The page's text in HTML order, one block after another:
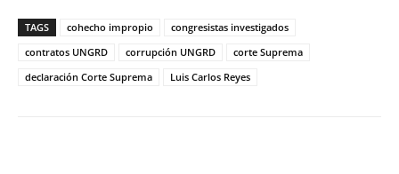
TAGS cohecho impropio
congresistas investigados
contratos UNGRD
corrupción UNGRD
corte Suprema
declaración Corte Suprema
Luis Carlos Reyes